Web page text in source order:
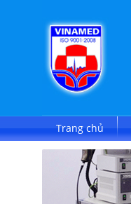
Trang chủ